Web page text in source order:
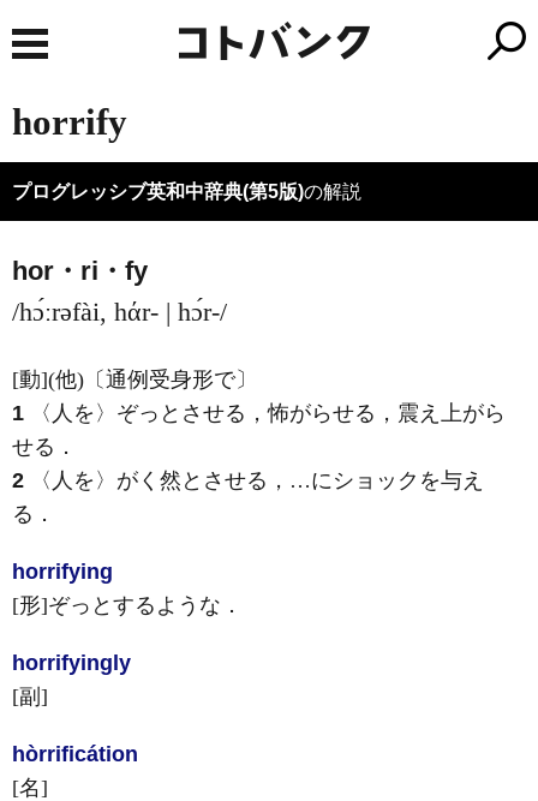
horrify
プログレッシブ英和中辞典(第5版)の解説
hor・ri・fy
/hɔ́ːrəfài, hάr- | hɔ́r-/
[動](他) 〔通例受身形で〕
1 〈人を〉ぞっとさせる，怖がらせる，震え上がら
せる ．
2 〈人を〉がく然とさせる，…にショックを与え
る ．
horrifying
[形]ぞっとするような ．
horrifyingly
[副]
hòrrificátion
[名]